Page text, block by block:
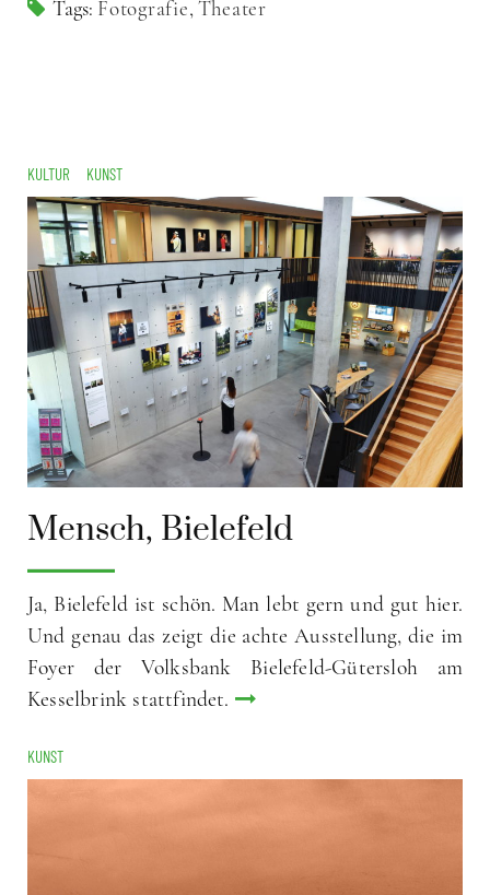
Tags: Fotografie, Theater
KULTUR KUNST
Mensch, Bielefeld
Ja, Bielefeld ist schön. Man lebt gern und gut hier.
Und genau das zeigt die achte Ausstellung, die im
Foyer der Volksbank Bielefeld-Gütersloh am
Kesselbrink stattfindet.
KUNST